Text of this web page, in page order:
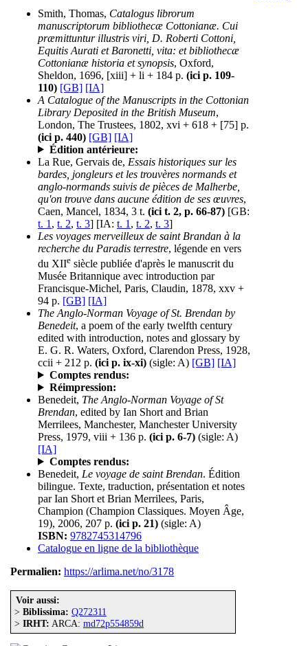
Smith, Thomas, Catalogus librorum
manuscriptorum bibliothecæ Cottonianæ. Cui
præmittuntur illustris viri, D. Roberti Cottoni,
Equitis Aurati et Baronetti, vita: et bibliothecæ
Cottonianæ historia et synopsis, Oxford,
Sheldon, 1696, [xiii] + li + 184 p. (ici p. 109-
110) [GB] [IA]
A Catalogue of the Manuscripts in the Cottonian
Library Deposited in the British Museum,
London, The Trustees, 1802, xvi + 618 + [75] p.
(ici p. 440) [GB] [IA]
Édition antérieure:
La Rue, Gervais de, Essais historiques sur les
bardes, jongleurs et les trouvères normands et
anglo-normands suivis de pièces de Malherbe,
qu'on trouve dans aucune édition de ses œuvres,
Caen, Mancel, 1834, 3 t. (ici t. 2, p. 66-87) [GB:
t. 1 , t. 2, t. 3] [IA: t. 1 , t. 2, t. 3]
Les voyages merveilleux de saint Brandan à la
recherche du Paradis terrestre, légende en vers
du XIIe siècle publiée d'après le manuscrit du
Musée Britannique avec introduction par
Francisque-Michel, Paris, Claudin, 1878, xxv +
94 p. [GB] [IA]
The Anglo-Norman Voyage of St. Brendan by
Benedeit, a poem of the early twelfth century
edited with introduction, notes and glossary by
E. G. R. Waters, Oxford, Clarendon Press, 1928,
ccii + 212 p. (ici p. ix-xi) (sigle: A) [GB] [IA]
Comptes rendus:
Réimpression:
Benedeit, The Anglo-Norman Voyage of St
Brendan, edited by Ian Short and Brian
Merrilees, Manchester, Manchester University
Press, 1979, viii + 136 p. (ici p. 6-7) (sigle: A)
[IA]
Comptes rendus:
Benedeit, Le voyage de saint Brendan. Édition
bilingue. Texte, traduction, présentation et notes
par Ian Short et Brian Merrilees, Paris,
Champion (Champion Classiques. Moyen Âge,
19), 2006, 207 p. (ici p. 21) (sigle: A)
ISBN: 9782745314796
Catalogue en ligne de la bibliothèque
Permalien: https://arlima.net/no/3178
Voir aussi:
> Biblissima: Q272311
> IRHT: ARCA: md72p554859d